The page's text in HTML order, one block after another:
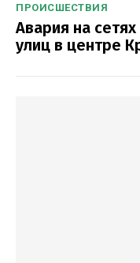
ПРОИСШЕСТВИЯ
Авария на
улиц в центре